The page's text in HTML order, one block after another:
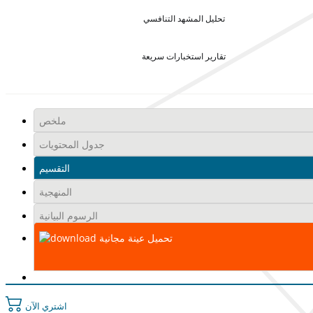
تحليل المشهد التنافسي
تقارير استخبارات سريعة
ملخص
جدول المحتويات
التقسيم
المنهجية
الرسوم البيانية
تحميل عينة مجانية
اشتري الآن